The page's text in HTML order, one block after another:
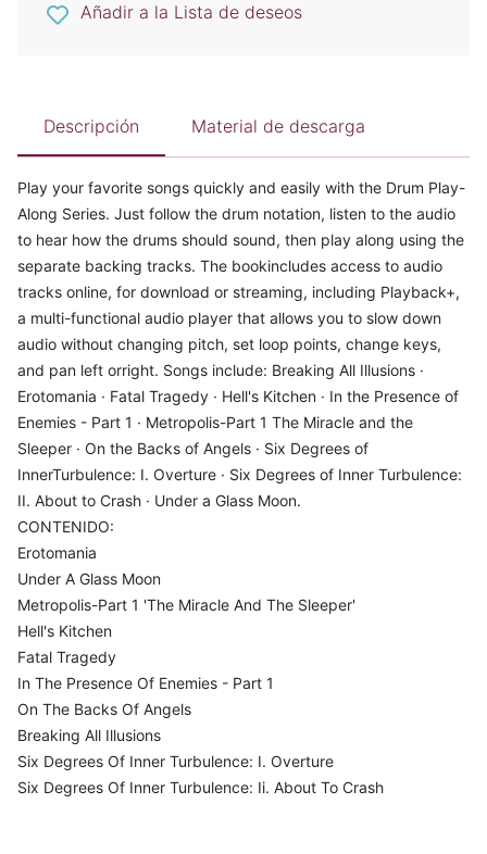
Añadir a la Lista de deseos
Descripción Material de descarga
Play your favorite songs quickly and easily with the Drum Play-
Along Series. Just follow the drum notation, listen to the audio
to hear how the drums should sound, then play along using the
separate backing tracks. The bookincludes access to audio
tracks online, for download or streaming, including Playback+,
a multi-functional audio player that allows you to slow down
audio without changing pitch, set loop points, change keys,
and pan left orright. Songs include: Breaking All Illusions ·
Erotomania · Fatal Tragedy · Hell's Kitchen · In the Presence of
Enemies - Part 1 · Metropolis-Part 1 The Miracle and the
Sleeper · On the Backs of Angels · Six Degrees of
InnerTurbulence: I. Overture · Six Degrees of Inner Turbulence:
II. About to Crash · Under a Glass Moon.
CONTENIDO:
Erotomania
Under A Glass Moon
Metropolis-Part 1 'The Miracle And The Sleeper'
Hell's Kitchen
Fatal Tragedy
In The Presence Of Enemies - Part 1
On The Backs Of Angels
Breaking All Illusions
Six Degrees Of Inner Turbulence: I. Overture
Six Degrees Of Inner Turbulence: Ii. About To Crash